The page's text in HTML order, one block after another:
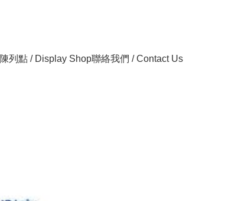
陳列點 / Display Shop聯絡我們 / Contact Us